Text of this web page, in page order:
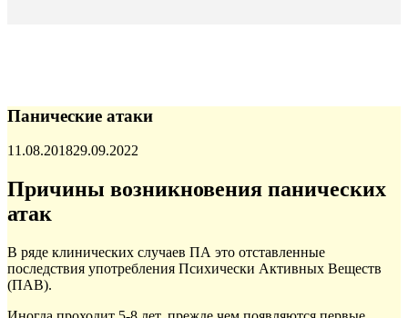
Панические атаки
Опубликовано
11.08.201829.09.2022
Причины возникновения панических
атак
В ряде клинических случаев ПА это отставленные
последствия употребления Психически Активных Веществ
(ПАВ).